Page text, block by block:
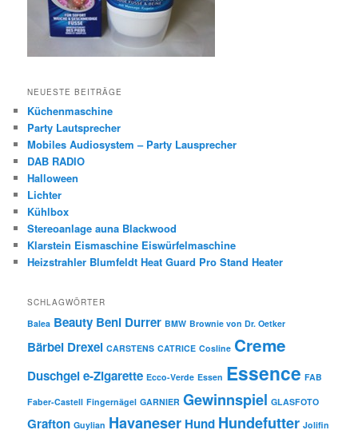
NEUESTE BEITRÄGE
Küchenmaschine
Party Lautsprecher
Mobiles Audiosystem – Party Lausprecher
DAB RADIO
Halloween
Lichter
Kühlbox
Stereoanlage auna Blackwood
Klarstein Eismaschine Eiswürfelmaschine
Heizstrahler Blumfeldt Heat Guard Pro Stand Heater
SCHLAGWÖRTER
Balea Beauty Beni Durrer BMW Brownie von Dr. Oetker
Bärbel Drexel CARSTENS CATRICE Cosline Creme
Duschgele-Zigarette Ecco-Verde Essen Essence FAB
Faber-Castell Fingernägel GARNIER Gewinnspiel GLASFOTO
Grafton Guylian Havaneser Hund Hundefutter Jolifin